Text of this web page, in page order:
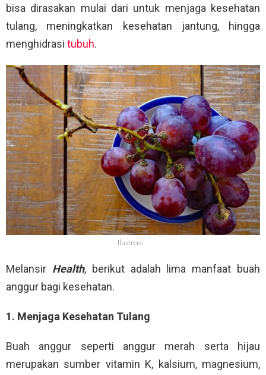
bisa dirasakan mulai dari untuk menjaga kesehatan
tulang, meningkatkan kesehatan jantung, hingga
menghidrasi tubuh.
Ilustrasi
Melansir Health, berikut adalah lima manfaat buah
anggur bagi kesehatan.
1. Menjaga Kesehatan Tulang
Buah anggur seperti anggur merah serta hijau
merupakan sumber vitamin K, kalsium, magnesium,